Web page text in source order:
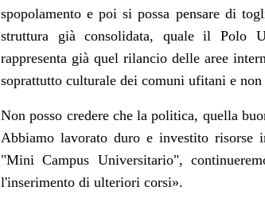
spopolamento e poi si possa pensare di
struttura già consolidata, quale il Polo
rappresenta già quel rilancio delle aree
soprattutto culturale dei comuni ufitani e non
Non posso credere che la politica, quella
Abbiamo lavorato duro e investito
"Mini Campus Universitario",
l'inserimento di ulteriori corsi».